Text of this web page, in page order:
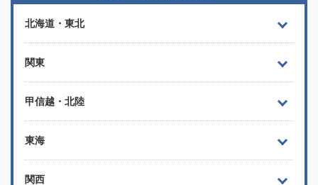
北海道・東北
関東
甲信越・北陸
東海
関西